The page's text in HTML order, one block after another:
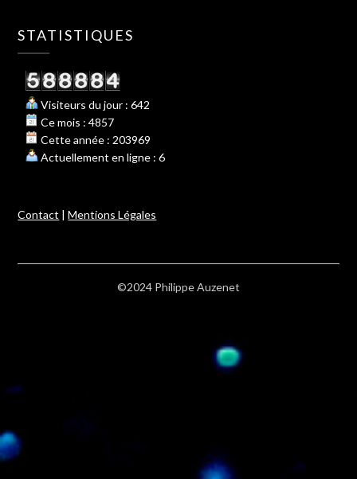
STATISTIQUES
Visiteurs du jour : 642
Ce mois : 4857
Cette année : 203969
Actuellement en ligne : 6
Contact |Mentions Légales
©2024 Philippe Auzenet